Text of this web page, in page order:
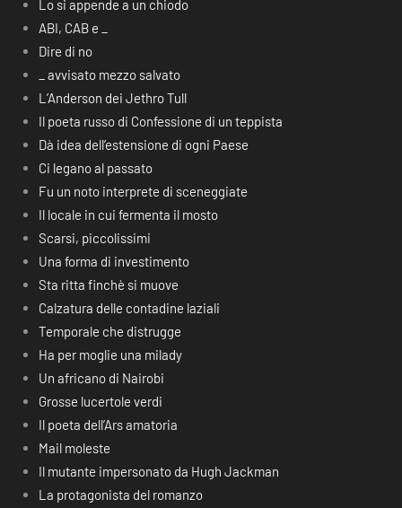
Lo si appende a un chiodo
ABI, CAB e _
Dire di no
_ avvisato mezzo salvato
L’Anderson dei Jethro Tull
Il poeta russo di Confessione di un teppista
Dà idea dell’estensione di ogni Paese
Ci legano al passato
Fu un noto interprete di sceneggiate
Il locale in cui fermenta il mosto
Scarsi, piccolissimi
Una forma di investimento
Sta ritta finchè si muove
Calzatura delle contadine laziali
Temporale che distrugge
Ha per moglie una milady
Un africano di Nairobi
Grosse lucertole verdi
Il poeta dell’Ars amatoria
Mail moleste
Il mutante impersonato da Hugh Jackman
La protagonista del romanzo